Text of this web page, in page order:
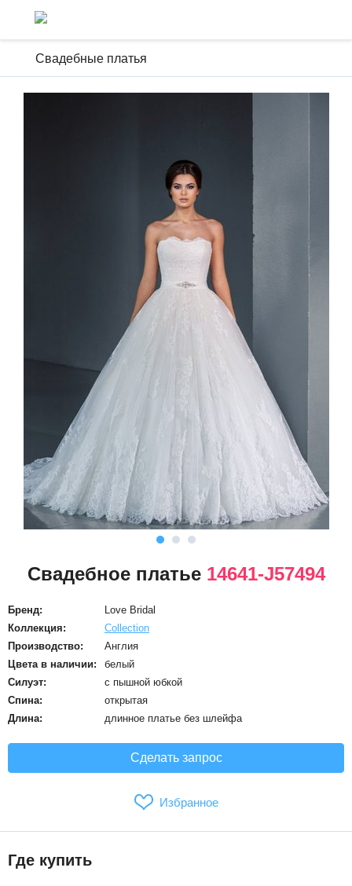
Свадебные платья
Свадебное платье 14641-J57494
Бренд:
Love Bridal
Коллекция:
Collection
Производство:
Англия
Цвета в наличии:
белый
Силуэт:
с пышной юбкой
Спина:
открытая
Длина:
длинное платье без шлейфа
Сделать запрос
Избранное
Где купить